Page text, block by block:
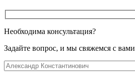
Необходима консультация?
Задайте вопрос, и мы свяжемся с